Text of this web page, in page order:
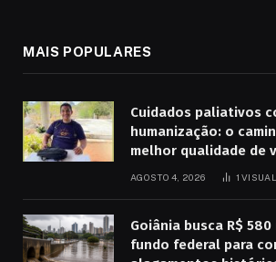
MAIS POPULARES
Cuidados paliativos
humanização: o
melhor qualidade de
AGOSTO 4, 2026 1
Goiânia busca R$
fundo federal para